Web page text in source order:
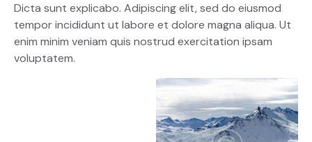
Dicta sunt explicabo. Adipiscing elit, sed do eiusmod
tempor incididunt ut labore et dolore magna aliqua. Ut
enim minim veniam quis nostrud exercitation ipsam
voluptatem.